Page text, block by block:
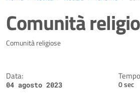
Comunità
Dettagli della notizia
Comunità religiose
Data:
04 agosto 2023 0 sec